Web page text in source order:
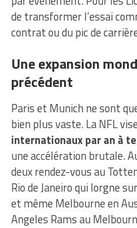
de transformer l’essai
contrat ou du pic de
Une expansion
précédent
Paris et Munich ne sont
bien plus vaste. La NFL
internationaux par an à
une accélération brutale.
deux rendez-vous au
Rio de Janeiro qui lorgne
et même Melbourne en
Angeles Rams au